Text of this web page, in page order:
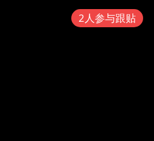
2人参与跟贴